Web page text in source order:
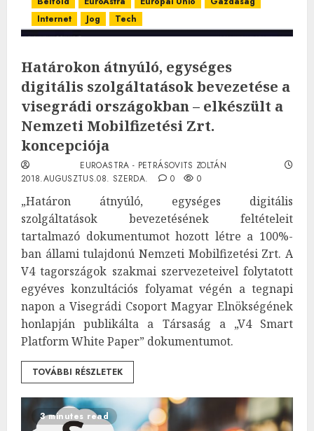
Internet
Jog Tech
Határokon átnyúló, egységes
digitális szolgáltatások bevezetése a
visegrádi országokban – elkészült a
Nemzeti Mobilfizetési Zrt.
koncepciója
EUROASTRA - PETRÁSOVITS ZOLTÁN
2018.AUGUSZTUS.08. SZERDA.
0 0
„Határon átnyúló, egységes digitális
szolgáltatások bevezetésének feltételeit
tartalmazó dokumentumot hozott létre a 100%-
ban állami tulajdonú Nemzeti Mobilfizetési Zrt. A
V4 tagországok szakmai szervezeteivel folytatott
egyéves konzultációs folyamat végén a tegnapi
napon a Visegrádi Csoport Magyar Elnökségének
honlapján publikálta a Társaság a „V4 Smart
Platform White Paper” dokumentumot.
TOVÁBBI RÉSZLETEK
3 minutes read